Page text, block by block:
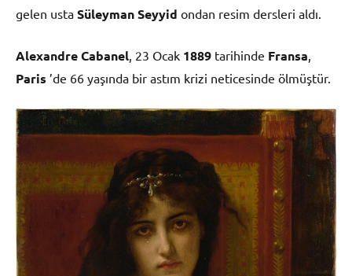
gelen usta Süleyman Seyyid ondan resim dersleri aldı.
Alexandre Cabanel , 23 Ocak 1889 tarihinde Fransa
Paris ’de 66 yaşında bir astım krizi neticesinde ölmüştür.